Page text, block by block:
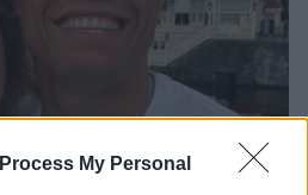
My Personal